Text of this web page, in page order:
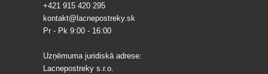
+421 915 420 295
kontakt@lacnepostreky.sk
Pr - Pk 9:00 - 16:00
Uzņēmuma juridiskā adrese:
Lacnepostreky s.r.o.